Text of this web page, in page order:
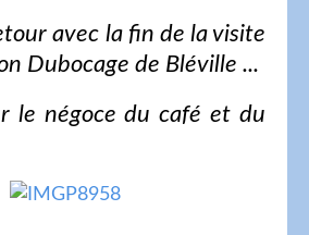
avec la fin de la visite
Dubocage de Bléville ...
le négoce du café et du